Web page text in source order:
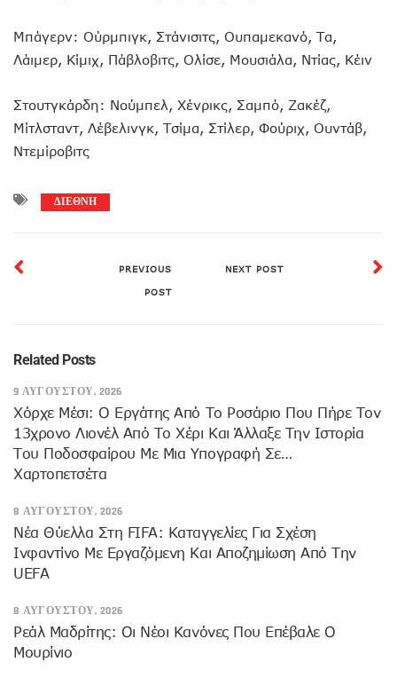
Μπάγερν: Ούρμπιγκ, Στάνισιτς, Ουπαμεκανό, Τα,
Λάιμερ, Κίμιχ, Πάβλοβιτς, Ολίσε, Μουσιάλα, Ντίας, Κέιν
Στουτγκάρδη: Νούμπελ, Χένρικς, Σαμπό, Ζακέζ,
Μίτλσταντ, Λέβελινγκ, Τσίμα, Στίλερ, Φούριχ, Ουντάβ,
Ντεμίροβιτς
ΔΙΕΘΝΗ
PREVIOUS
POST
NEXT POST
Related Posts
9 ΑΥΓΟΎΣΤΟΥ, 2026
Χόρχε Μέσι: Ο Εργάτης Από Το Ροσάριο Που Πήρε Τον
13χρονο Λιονέλ Από Το Χέρι Και Άλλαξε Την Ιστορία
Του Ποδοσφαίρου Με Μια Υπογραφή Σε…
Χαρτοπετσέτα
8 ΑΥΓΟΎΣΤΟΥ, 2026
Νέα Θύελλα Στη FIFA: Καταγγελίες Για Σχέση
Ινφαντίνο Με Εργαζόμενη Και Αποζημίωση Από Την
UEFA
8 ΑΥΓΟΎΣΤΟΥ, 2026
Ρεάλ Μαδρίτης: Οι Νέοι Κανόνες Που Επέβαλε Ο
Μουρίνιο